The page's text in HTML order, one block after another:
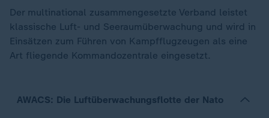
Der multinational zusammengesetzte Verband leistet
klassische Luft- und Seeraumüberwachung und wird in
Einsätzen zum Führen von Kampfflugzeugen als eine
Art fliegende Kommandozentrale eingesetzt.
AWACS: Die Luftüberwachungsflotte der Nato